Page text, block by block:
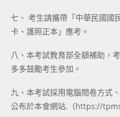
七、 考生請攜帶「中華民國國
卡、護照正本」應考。
八、本考試教育部全額補助，
多多鼓勵考生參加。
九、本考試採用電腦閱卷方式
公布於本會網站.（https://